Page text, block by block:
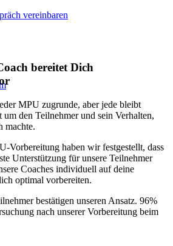
vereinbaren
bereitet Dich
MPU zugrunde, aber jede bleibt
den Teilnehmer und sein Verhalten,
machte.
Vorbereitung haben wir festgestellt, dass
Unterstützung für unsere Teilnehmer
Coaches individuell auf deine
optimal vorbereiten.
bestätigen unseren Ansatz. 96%
nach unserer Vorbereitung beim